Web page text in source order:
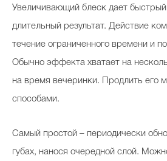
Увеличивающий блеск дает
длительный результат. Действие
течение ограниченного времени и
Обычно эффекта хватает на
на время вечеринки. Продлить его
способами.
Самый простой – периодически
губах, нанося очередной слой.